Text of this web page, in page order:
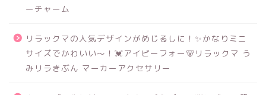
ーチャーム
リラックマの人気デザインがめじるしに！✨かなりミニ
サイズでかわいい～！💓アイピーフォー🐻リラックマ う
みリラきぶん マーカーアクセサリー
スクイーズ